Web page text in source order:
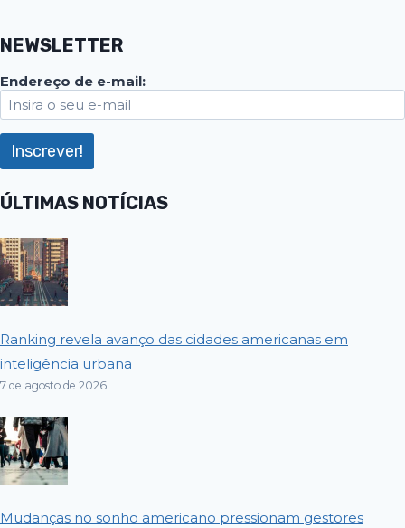
NEWSLETTER
Endereço de e-mail:
ÚLTIMAS NOTÍCIAS
Ranking revela avanço das cidades americanas em
inteligência urbana
7 de agosto de 2026
Mudanças no sonho americano pressionam gestores